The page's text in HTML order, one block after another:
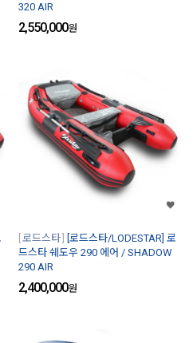
320 AIR
2,550,000원
로드스타
[로드스타/LODESTAR] 로
드스타 쉐도우 290 에어 / SHADOW
290 AIR
2,400,000원